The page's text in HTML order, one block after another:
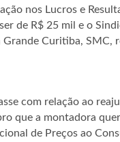
nos Lucros e
de R$ 25 mil e o
Curitiba, SMC,
com relação ao
que a montadora
de Preços ao